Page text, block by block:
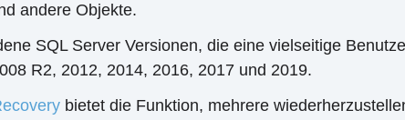
andere Objekte.
SQL Server Versionen, die eine vielseitige
R2, 2012, 2014, 2016, 2017 und 2019.
bietet die Funktion, mehrere